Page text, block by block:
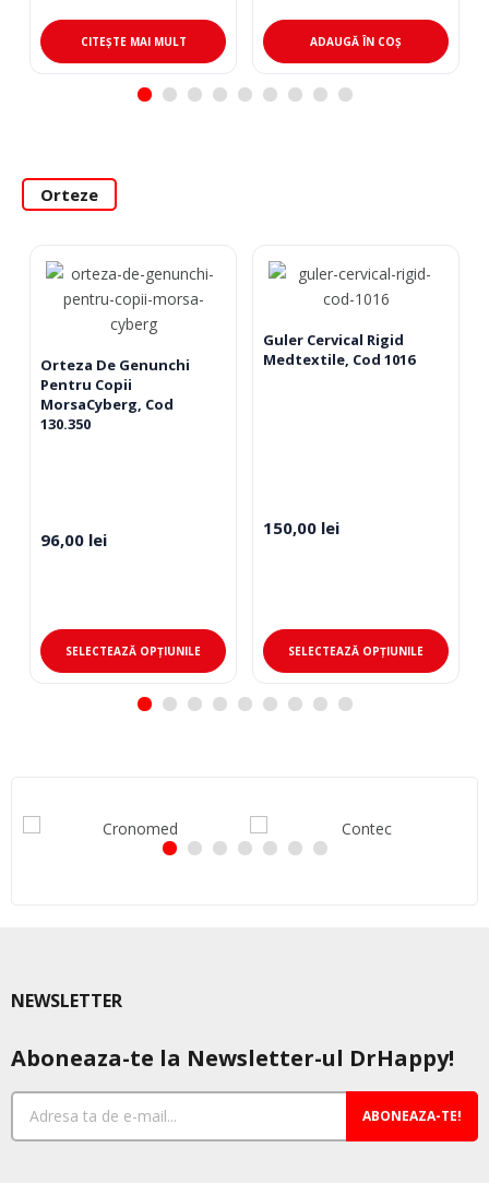
CITEȘTE MAI MULT ADAUGĂ ÎN COȘ
Orteze
Orteza De Genunchi
Pentru Copii
MorsaCyberg, Cod
130.350
96,00 lei
SELECTEAZĂ OPȚIUNILE
Guler Cervical Rigid
Medtextile, Cod 1016
150,00 lei
SELECTEAZĂ OPȚIUNILE
NEWSLETTER
Aboneaza-te la Newsletter-ul DrHappy!
ABONEAZA-TE!